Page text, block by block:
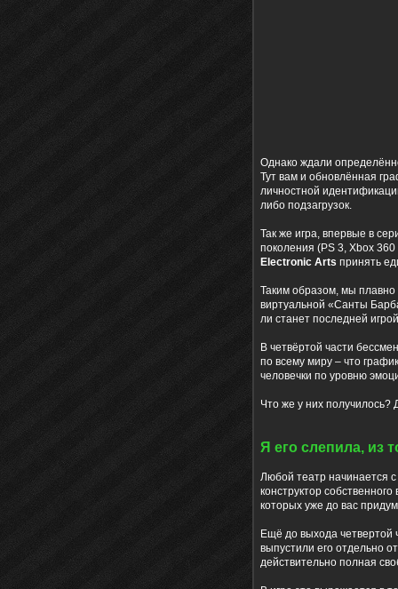
Однако ждали
Тут вам и обновлённая
личностной
либо подзагрузок.
Так же игра, впервые в
поколения (PS 3, Xbox
Electronic Arts принять
Таким образом, мы плавно
виртуальной «Санты
ли станет последней
В четвёртой части
по всему миру – что
человечки по уровню
Что же у них получилось?
Я его слепила, из
Любой театр начинается
конструктор
которых уже до вас
Ещё до выхода четвертой
выпустили его отдельно
действительно полная